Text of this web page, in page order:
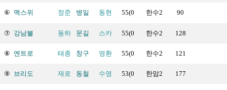
⑥ 맥스위 정준 병일 동현 55(0 한수2 90
⑦ 강남불 동하 문길 스카 55(0 한수2 128
⑧ 엔트로 태종 창구 영환 55(0 한수2 121
⑨ 브리도 재로 동철 수영 53(0 한암2 177